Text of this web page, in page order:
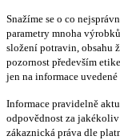
Snažíme se o co
parametry mnoha
složení potravin, obsahu
pozornost především
jen na informace
Informace pravidelně
odpovědnost za jakékoliv
zákaznická práva dle